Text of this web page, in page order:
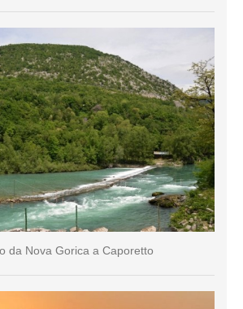
da Nova Gorica a Caporetto